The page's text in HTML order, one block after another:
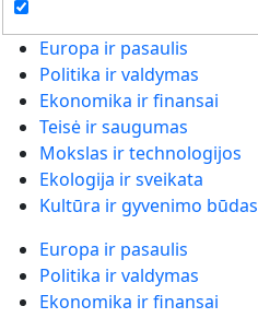
Europa ir pasaulis
Politika ir valdymas
Ekonomika ir finansai
Teisė ir saugumas
Mokslas ir technologijos
Ekologija ir sveikata
Kultūra ir gyvenimo būdas
Europa ir pasaulis
Politika ir valdymas
Ekonomika ir finansai